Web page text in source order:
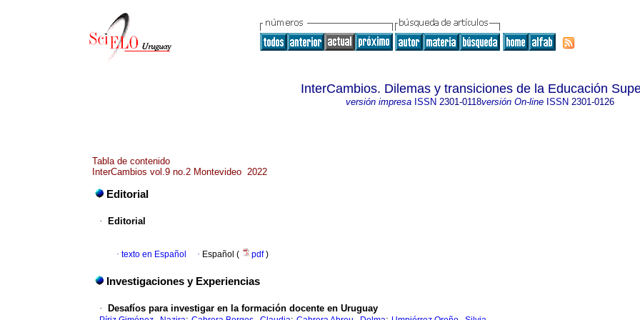
InterCambios. Dilemas y transiciones de la Educación
versión impresa ISSN 2301-0118versión On-line ISSN 2301-0126
Tabla de contenido
InterCambios vol.9 no.2 Montevideo 2022
Editorial
· Editorial
· texto en Español · Español ( pdf)
Investigaciones y Experiencias
· Desafíos para investigar en la formación docente en Uruguay